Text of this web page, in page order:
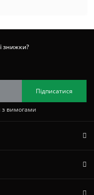
знижки?
Підписатися
з вимогами